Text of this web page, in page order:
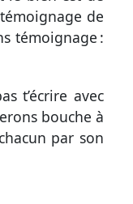
témoignage de
s témoignage :
s t’écrire avec
rons bouche à
chacun par son